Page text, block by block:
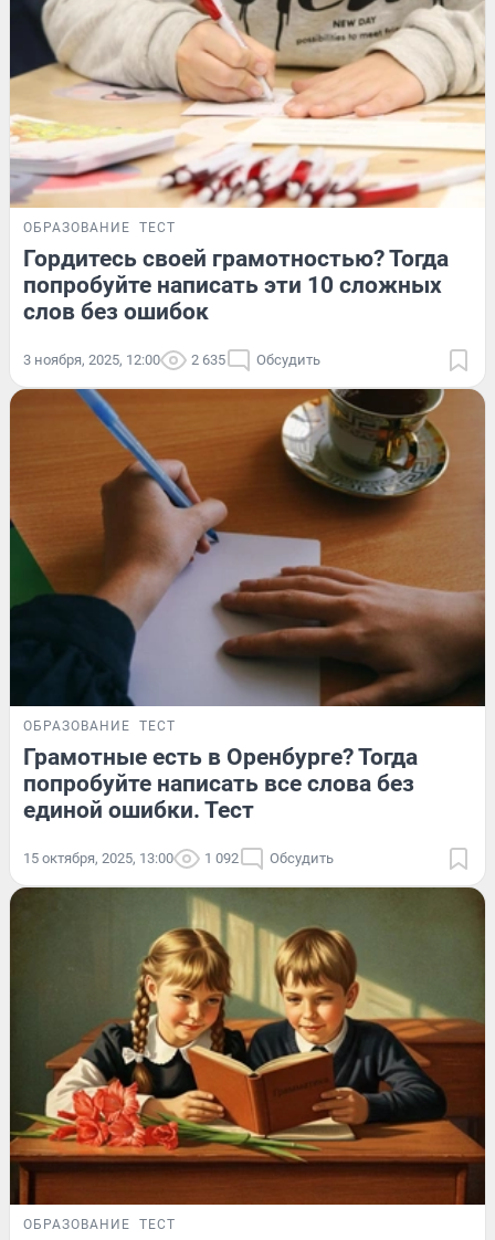
ОБРАЗОВАНИЕ ТЕСТ
Гордитесь своей грамотностью? Тогда
попробуйте написать эти 10 сложных
слов без ошибок
3 ноября, 2025, 12:00 2 635 Обсудить
ОБРАЗОВАНИЕ ТЕСТ
Грамотные есть в Оренбурге? Тогда
попробуйте написать все слова без
единой ошибки. Тест
15 октября, 2025, 13:00 1 092 Обсудить
ОБРАЗОВАНИЕ ТЕСТ